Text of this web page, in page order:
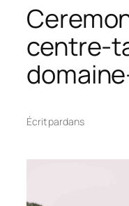
centre-
Écrit pardans